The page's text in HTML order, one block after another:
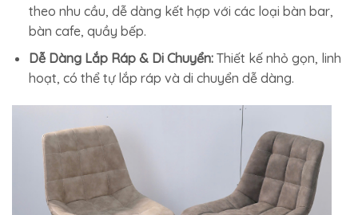
theo nhu cầu, dễ dàng kết hợp với các loại bàn bar,
bàn cafe, quầy bếp.
Dễ Dàng Lắp Ráp & Di Chuyển: Thiết kế nhỏ gọn, linh
hoạt, có thể tự lắp ráp và di chuyển dễ dàng.